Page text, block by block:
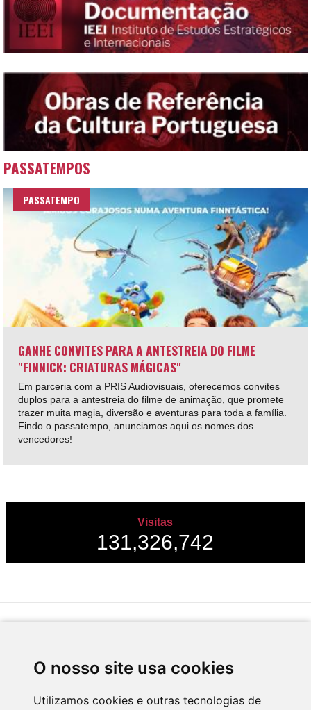
O nosso site usa cookies
Utilizamos cookies e outras tecnologias de
PASSATEMPOS
PASSATEMPO
GANHE CONVITES PARA A ANTESTREIA DO FILME
"FINNICK: CRIATURAS MÁGICAS"
Em parceria com a PRIS Audiovisuais, oferecemos convites
duplos para a antestreia do filme de animação, que promete
trazer muita magia, diversão e aventuras para toda a família.
Findo o passatempo, anunciamos aqui os nomes dos
vencedores!
Visitas
131,326,742